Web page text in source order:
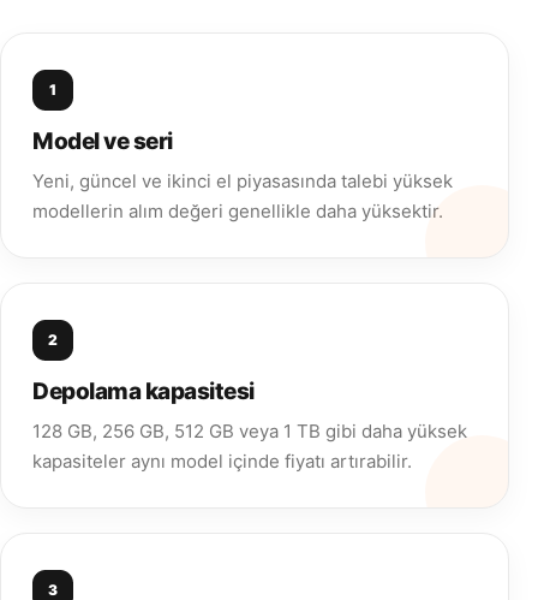
1
Model ve seri
Yeni, güncel ve ikinci el piyasasında talebi yüksek
modellerin alım değeri genellikle daha yüksektir.
2
Depolama kapasitesi
128 GB, 256 GB, 512 GB veya 1 TB gibi daha yüksek
kapasiteler aynı model içinde fiyatı artırabilir.
3